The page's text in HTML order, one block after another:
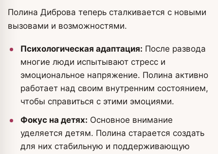
Полина Диброва теперь сталкивается с новыми
вызовами и возможностями.
Психологическая адаптация: После развода
многие люди испытывают стресс и
эмоциональное напряжение. Полина активно
работает над своим внутренним состоянием,
чтобы справиться с этими эмоциями.
Фокус на детях: Основное внимание
уделяется детям. Полина старается создать
для них стабильную и поддерживающую